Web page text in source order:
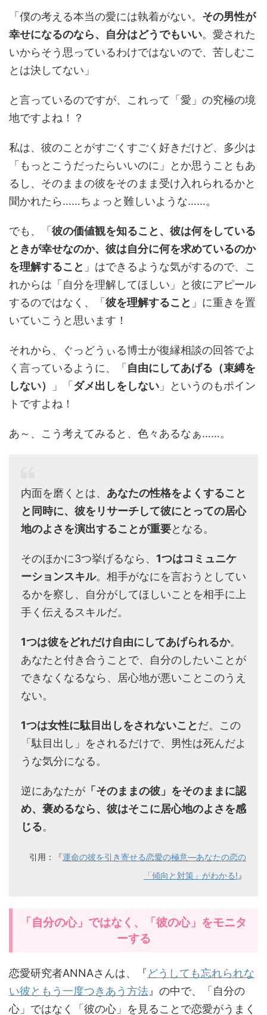
「僕の考える本当の愛には執着がない。 その男性が
幸せになるのなら、自分はどうでもいい。愛された
いからそう思っているわけではないので、苦しむこ
とは決してない」
と言っているのですが、これって「愛」の究極の境
地ですよね！？
私は、彼のことがすごくすごく好きだけど、多少は
「もっとこうだったらいいのに」とか思うこともあ
るし、そのままの彼をそのまま受け入れられるかと
聞かれたら……ちょっと難しいような……。
でも、「彼の価値観を知ること、彼は何をしている
ときが幸せなのか、彼は自分に何を求めているのか
を理解すること 」はできるような気がするので、こ
れからは「自分を理解してほしい」と彼にアピール
するのではなく、「彼を理解すること 」に重きを置
いていこうと思います！
それから、ぐっどうぃる博士が復縁相談の回答でよ
く言っているように、「自由にしてあげる（束縛を
しない）
」「ダメ出しをしない 」というのもポイン
トですよね！
あ～、こう考えてみると、色々あるなぁ……。
内面を磨くとは、 あなたの性格をよくすること
と同時に、彼をリサーチして彼にとっての居心
地のよさを演出することが重要となる。
そのほかに3つ挙げるなら、 1つはコミュニケ
ーションスキル。相手がなにを言おうとしてい
るかを察し、自分がしてほしいことを相手に上
手く伝えるスキルだ。
1つは彼をどれだけ自由にしてあげられるか。
あなたと付き合うことで、自分のしたいことが
できなくなるなら、居心地が悪いことこのうえ
ない。
1つは女性に駄目出しをされないことだ。この
「駄目出し」をされるだけで、男性は死んだよ
うな気分になる。
逆にあなたが 「そのままの彼」をそのままに認
め、褒めるなら、彼はそこに居心地のよさを感
じる。
引用：『運命の彼を引き寄せる恋愛の極意―あなたの恋の
「傾向と対策」がわかる! 』
「自分の心」ではなく、「彼の心」をモニタ
ーする
恋愛研究者ANNAさんは、『 どうしても忘れられな
い彼ともう一度つきあう方法 』の中で、「自分の
心」ではなく「彼の心」を見ることで恋愛がうまく